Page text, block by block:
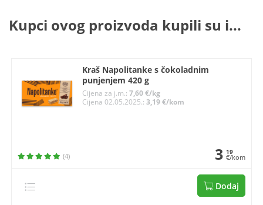
Kupci ovog proizvoda kupili su i...
Kraš Napolitanke s čokoladnim
punjenjem 420 g
Cijena za j.m.: 7,60 €/kg
Cijena 02.05.2025.: 3,19 €/kom
(4) 3 19
€/kom
Dodaj